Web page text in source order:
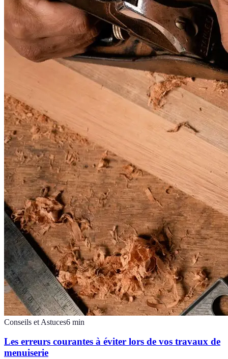
Conseils et Astuces6 min
Les erreurs courantes à éviter lors de vos travaux de
menuiserie